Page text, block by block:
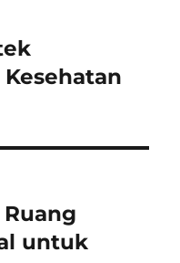
untuk